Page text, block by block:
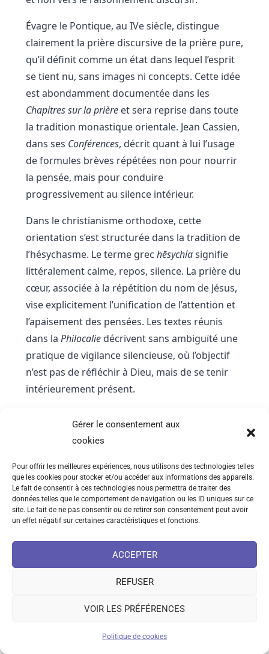
Gérer le consentement aux
cookies
Pour offrir les meilleures expériences, nous utilisons des technologies telles
que les cookies pour stocker et/ou accéder aux informations des appareils.
Le fait de consentir à ces technologies nous permettra de traiter des
données telles que le comportement de navigation ou les ID uniques sur ce
site. Le fait de ne pas consentir ou de retirer son consentement peut avoir
un effet négatif sur certaines caractéristiques et fonctions.
ACCEPTER
REFUSER
VOIR LES PRÉFÉRENCES
Politique de cookies
Évagre le Pontique, au IVe siècle, distingue
clairement la prière discursive de la prière pure,
qu’il définit comme un état dans lequel l’esprit
se tient nu, sans images ni concepts. Cette idée
est abondamment documentée dans les
Chapitres sur la prière et sera reprise dans toute
la tradition monastique orientale. Jean Cassien,
dans ses Conférences, décrit quant à lui l’usage
de formules brèves répétées non pour nourrir
la pensée, mais pour conduire
progressivement au silence intérieur.
Dans le christianisme orthodoxe, cette
orientation s’est structurée dans la tradition de
l’hésychasme. Le terme grec hēsychíasignifie
littéralement calme, repos, silence. La prière du
cœur, associée à la répétition du nom de Jésus,
vise explicitement l’unification de l’attention et
l’apaisement des pensées. Les textes réunis
dans la Philocalie décrivent sans ambiguïté une
pratique de vigilance silencieuse, où l’objectif
n’est pas de réfléchir à Dieu, mais de se tenir
intérieurement présent.
texte biblique. Elle comporte traditionnellement
quatre étapes :lectio,meditatio,oratioet
contemplatio. Lacontemplatioest décrite comme
un état de présence silencieuse, dans lequel les
et recueillie. Cette structure est attestée dès le
haut Moyen Âge et reprise par de nombreux
auteurs cisterciens et bénédictins.
Le traité anonyme du XIVe siècle connu sous le
particulièrement explicite sur ce point. Son